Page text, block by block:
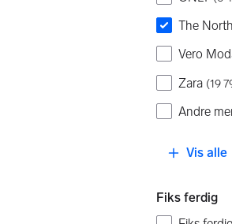
The
Vero
Zara (19
Andre
Vis alle
Fiks ferdig